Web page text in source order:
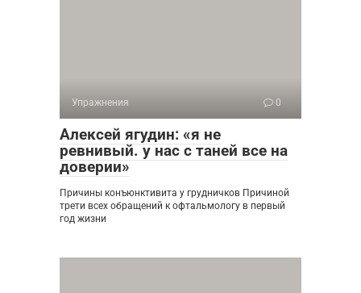
Упражнения 0
Алексей ягудин: «я не
ревнивый. у нас с таней все на
доверии»
Причины конъюнктивита у грудничков Причиной
трети всех обращений к офтальмологу в первый
год жизни